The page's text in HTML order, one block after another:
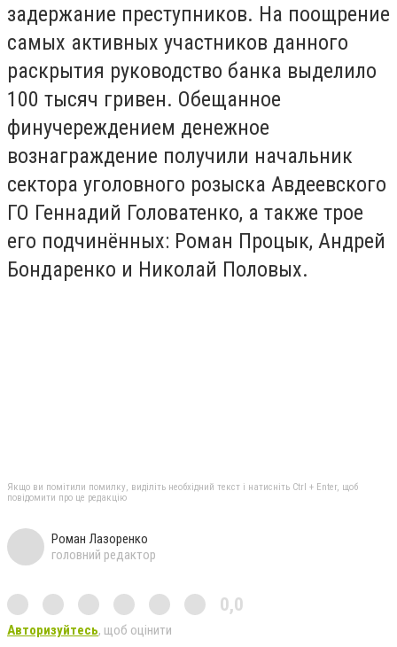
задержание преступников. На поощрение
самых активных участников данного
раскрытия руководство банка выделило
100 тысяч гривен. Обещанное
финучереждением денежное
вознаграждение получили начальник
сектора уголовного розыска Авдеевского
ГО Геннадий Головатенко, а также трое
его подчинённых: Роман Процык, Андрей
Бондаренко и Николай Половых.
Якщо ви помітили помилку, виділіть необхідний текст і натисніть Ctrl + Enter, щоб
повідомити про це редакцію
Роман Лазоренко
головний редактор
0,0
Авторизуйтесь, щоб оцінити